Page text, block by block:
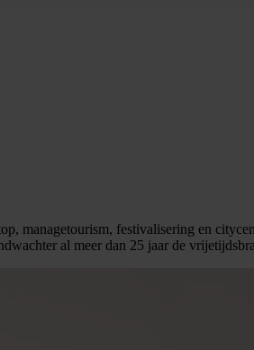
managetourism, festivalisering en
al meer dan 25 jaar de